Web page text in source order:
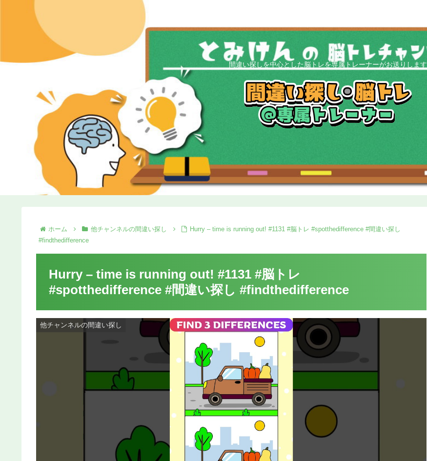
間違い探しを中心とした脳トレを専属トレーナーがお送りします
ホーム 他チャンネルの間違い探し
Hurry – time is running out! #1131 #脳トレ #spotthedifference #間違い探し
#findthedifference
Hurry – time is running out! #1131 #脳トレ
#spotthedifference #間違い探し #findthedifference
他チャンネルの間違い探し